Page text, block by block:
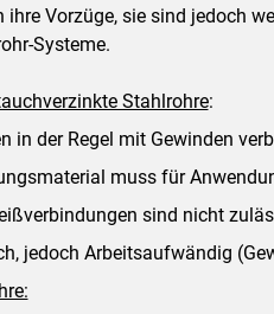
ihre Vorzüge, sie sind jedoch
Systeme.
Stahlrohre:
in der Regel mit Gewinden
muss für
sind nicht
jedoch Arbeitsaufwändig